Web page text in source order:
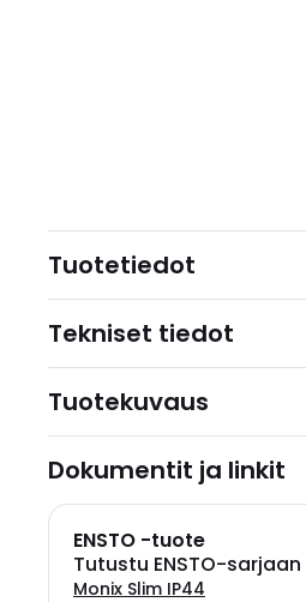
Tuotetiedot
Tekniset tiedot
Tuotekuvaus
Dokumentit ja linkit
ENSTO -tuote
Tutustu ENSTO-sarjaan
Monix Slim IP44